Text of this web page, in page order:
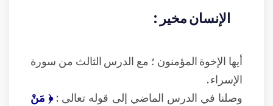
الإنسان مخير :
أيها الإخوة المؤمنون ؛ مع الدرس الثالث من سورة
الإسراء .
وصلنا في الدرس الماضي إلى قوله تعالى :﴿ مَنْ